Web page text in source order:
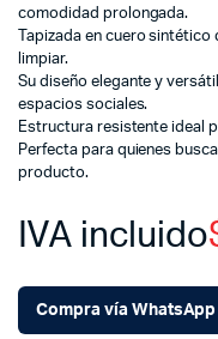
comodidad prolongada.
Tapizada en cuero
limpiar.
Su diseño elegante y
espacios sociales.
Estructura resistente ideal
Perfecta para quienes
producto.
IVA incluido
Compra vía WhatsApp